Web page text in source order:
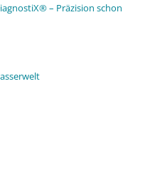
– Präzision schon